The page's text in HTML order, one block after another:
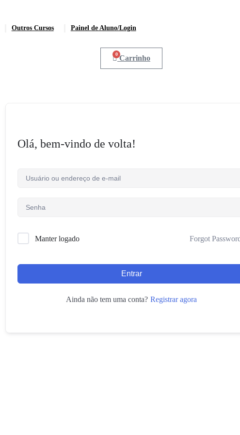
Outros Cursos Painel de Aluno/Login
0 Carrinho
Olá, bem-vindo de volta!
Manter logado Forgot
Entrar
Ainda não tem uma conta? Registrar agora